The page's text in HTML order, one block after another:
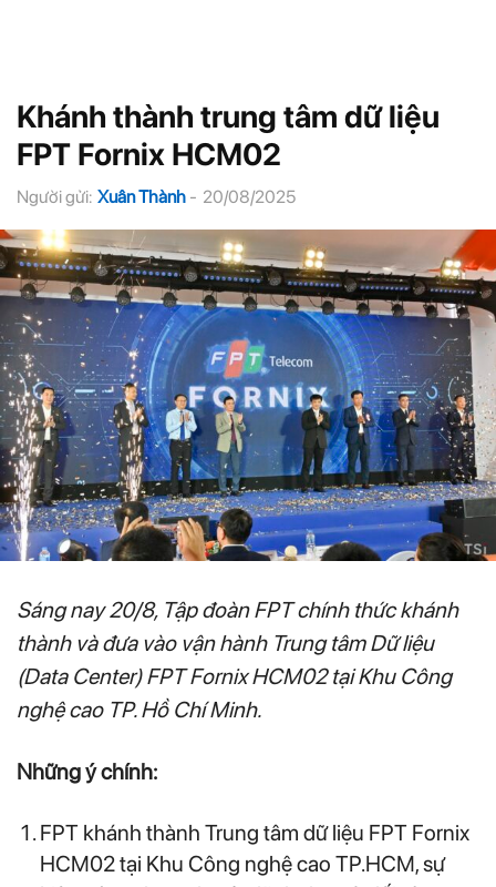
Khánh thành trung tâm dữ liệu
FPT Fornix HCM02
Người gửi: Xuân Thành - 20/08/2025
Sáng nay 20/8, Tập đoàn FPT chính thức khánh
thành và đưa vào vận hành Trung tâm Dữ liệu
(Data Center) FPT Fornix HCM02 tại Khu Công
nghệ cao TP. Hồ Chí Minh.
Những ý chính:
FPT khánh thành Trung tâm dữ liệu FPT Fornix
HCM02 tại Khu Công nghệ cao TP.HCM, sự